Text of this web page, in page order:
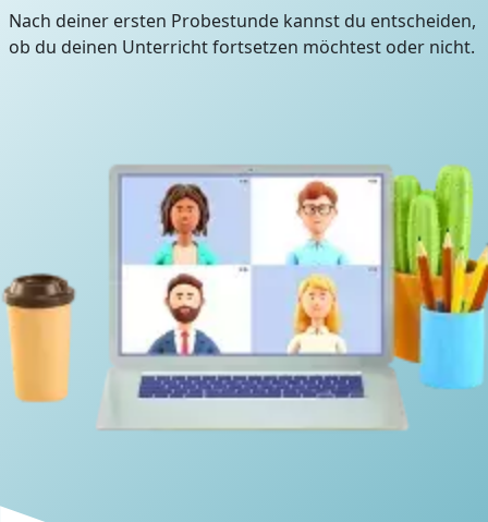
Nach deiner ersten Probestunde kannst du entscheiden,
ob du deinen Unterricht fortsetzen möchtest oder nicht.